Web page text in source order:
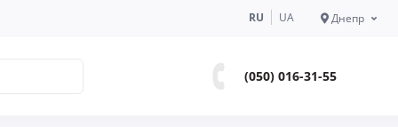
RU UA Днепр
(050) 016-31-55